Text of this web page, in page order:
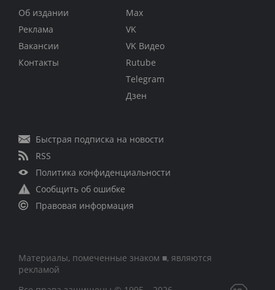
Об издании
Реклама
Вакансии
Контакты
Max
VK
VK Видео
Rutube
Telegram
Дзен
Быстрая подписка на новости
RSS
Политика конфиденциальности
Сообщить об ошибке
Правовая информация
Материалы, помеченные знаком ■, являются
рекламой